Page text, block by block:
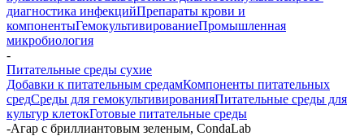
диагностика инфекцийПрепараты крови и
компонентыГемокультивированиеПромышленная
микробиология
-
Питательные среды сухие
Добавки к питательным средамКомпоненты питательных
средСреды для гемокультивированияПитательные среды для
культур клетокГотовые питательные среды
-Агар с бриллиантовым зеленым, CondaLab